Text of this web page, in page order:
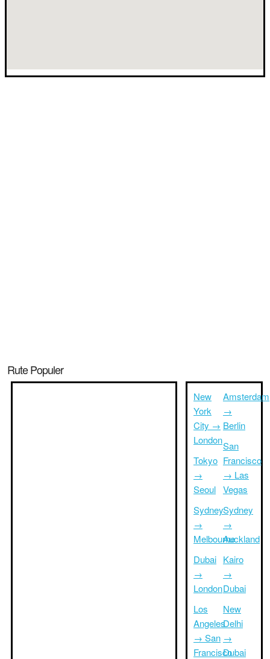
Rute Populer
New
York
City →
London
Tokyo
→
Seoul
Sydney
→
Melbourne
Dubai
→
London
Los
Angeles
→ San
Francisco
Amsterdam
→
Berlin
San
Francisco
→ Las
Vegas
Sydney
→
Auckland
Kairo
→
Dubai
New
Delhi
→
Dubai